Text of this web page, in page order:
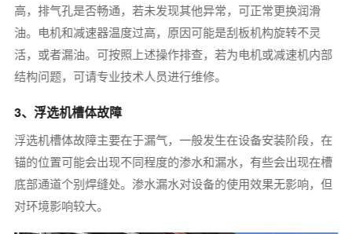
高，排气孔是否畅通，若未发现其他异常，可正常更换润滑
油。电机和减速器温度过高，原因可能是刮板机构旋转不灵
活，或者漏油。可按照上述操作排查，若为电机或减速机内部
结构问题，可请专业技术人员进行维修。
3、浮选机槽体故障
浮选机槽体故障主要在于漏气，一般发生在设备安装阶段，在
锚的位置可能会出现不同程度的渗水和漏水，有些会出现在槽
底部通道个别焊缝处。渗水漏水对设备的使用效果无影响，但
对环境影响较大。